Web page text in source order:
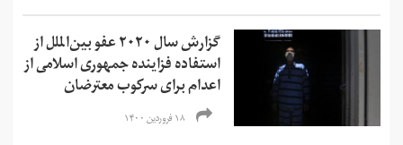
گزارش سال ۲۰۲۰ عفو بین‌الملل از
استفاده فزاینده جمهوری اسلامی از
اعدام برای سرکوب معترضان
۱۸ فروردین ۱۴۰۰